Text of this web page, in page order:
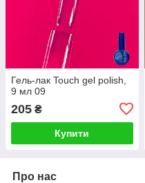
Гель-лак Touch gel polish,
9 мл 09
205 ₴
Купити
Про нас